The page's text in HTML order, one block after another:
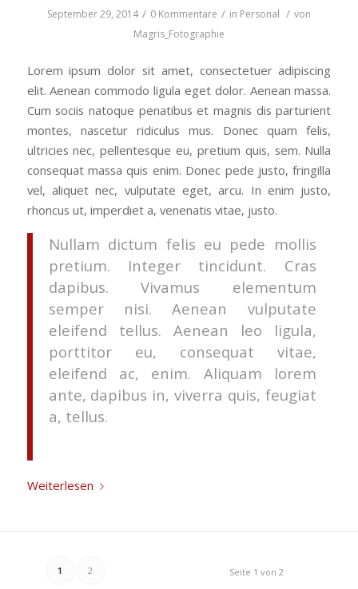
September 29, 2014 / 0 Kommentare / in Personal / von
Magris_Fotographie
Lorem ipsum dolor sit amet, consectetuer adipiscing
elit. Aenean commodo ligula eget dolor. Aenean massa.
Cum sociis natoque penatibus et magnis dis parturient
montes, nascetur ridiculus mus. Donec quam felis,
ultricies nec, pellentesque eu, pretium quis, sem. Nulla
consequat massa quis enim. Donec pede justo, fringilla
vel, aliquet nec, vulputate eget, arcu. In enim justo,
rhoncus ut, imperdiet a, venenatis vitae, justo.
Nullam dictum felis eu pede mollis
pretium. Integer tincidunt. Cras
dapibus. Vivamus elementum
semper nisi. Aenean vulputate
eleifend tellus. Aenean leo ligula,
porttitor eu, consequat vitae,
eleifend ac, enim. Aliquam lorem
ante, dapibus in, viverra quis, feugiat
a, tellus.
Weiterlesen
Seite 1 von 2
1 2